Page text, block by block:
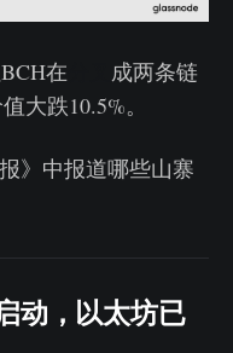
在
成两条链
大跌10.5%。
》中报道哪些山寨
动，以太坊已